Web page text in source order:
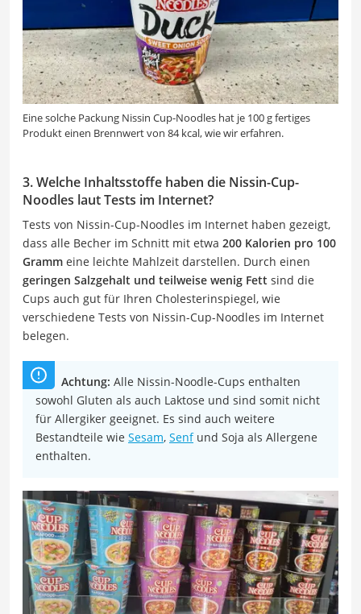
Eine solche Packung Nissin Cup-Noodles hat je 100 g fertiges
Produkt einen Brennwert von 84 kcal, wie wir erfahren.
3. Welche Inhaltsstoffe haben die Nissin-Cup-
Noodles laut Tests im Internet?
Tests von Nissin-Cup-Noodles im Internet haben gezeigt,
dass alle Becher im Schnitt mit etwa 200 Kalorien pro 100
Gramm eine leichte Mahlzeit darstellen. Durch einen
geringen Salzgehalt und teilweise wenig Fett sind die
Cups auch gut für Ihren Cholesterinspiegel, wie
verschiedene Tests von Nissin-Cup-Noodles im Internet
belegen.
Achtung: Alle Nissin-Noodle-Cups enthalten
sowohl Gluten als auch Laktose und sind somit nicht
für Allergiker geeignet. Es sind auch weitere
Bestandteile wie Sesam, Senfund Soja als Allergene
enthalten.